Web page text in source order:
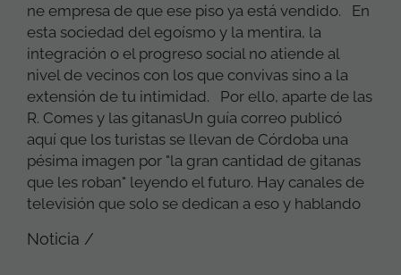
ne empresa de que ese piso ya está vendido. En
esta sociedad del egoísmo y la mentira, la
integración o el progreso social no atiende al
nivel de vecinos con los que convivas sino a la
extensión de tu intimidad. Por ello, aparte de las
R. Comes y las gitanasUn guía correo publicó
aquí que los turistas se llevan de Córdoba una
pésima imagen por "la gran cantidad de gitanas
que les roban" leyendo el futuro. Hay canales de
televisión que solo se dedican a eso y hablando
Noticia /